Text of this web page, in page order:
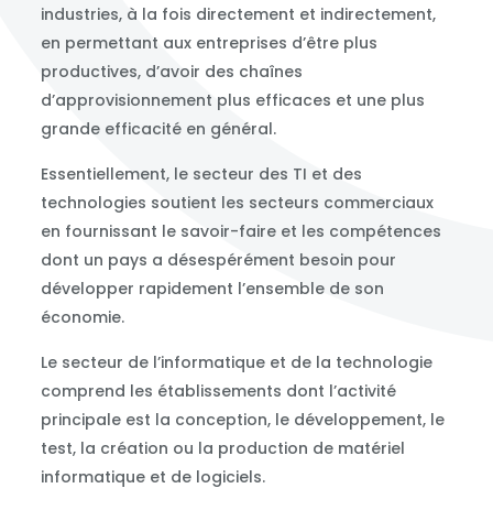
industries, à la fois directement et indirectement,
en permettant aux entreprises d’être plus
productives, d’avoir des chaînes
d’approvisionnement plus efficaces et une plus
grande efficacité en général.
Essentiellement, le secteur des TI et des
technologies soutient les secteurs commerciaux
en fournissant le savoir-faire et les compétences
dont un pays a désespérément besoin pour
développer rapidement l’ensemble de son
économie.
Le secteur de l’informatique et de la technologie
comprend les établissements dont l’activité
principale est la conception, le développement, le
test, la création ou la production de matériel
informatique et de logiciels.